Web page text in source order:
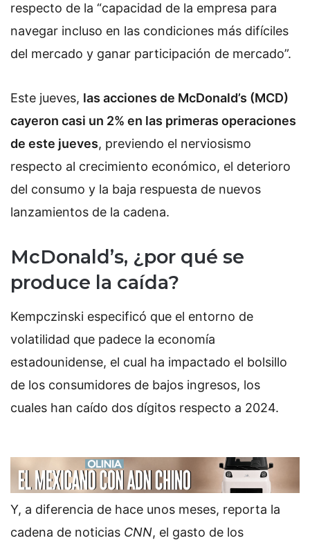
respecto de la “capacidad de la empresa para
navegar incluso en las condiciones más difíciles
del mercado y ganar participación de mercado”.
Este jueves, las acciones de McDonald’s (MCD)
cayeron casi un 2% en las primeras operaciones
de este jueves, previendo el nerviosismo
respecto al crecimiento económico, el deterioro
del consumo y la baja respuesta de nuevos
lanzamientos de la cadena.
McDonald’s, ¿por qué se
produce la caída?
Kempczinski especificó que el entorno de
volatilidad que padece la economía
estadounidense, el cual ha impactado el bolsillo
de los consumidores de bajos ingresos, los
cuales han caído dos dígitos respecto a 2024.
Y, a diferencia de hace unos meses, reporta la
cadena de noticias CNN, el gasto de los